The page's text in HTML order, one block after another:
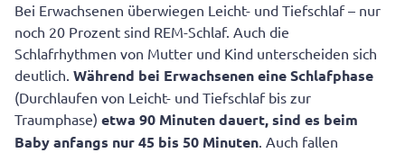
Bei Erwachsenen überwiegen Leicht- und Tiefschlaf – nur
noch 20 Prozent sind REM-Schlaf. Auch die
Schlafrhythmen von Mutter und Kind unterscheiden sich
deutlich. Während bei Erwachsenen eine Schlafphase
(Durchlaufen von Leicht- und Tiefschlaf bis zur
Traumphase) etwa 90 Minuten dauert, sind es beim
Baby anfangs nur 45 bis 50 Minuten. Auch fallen